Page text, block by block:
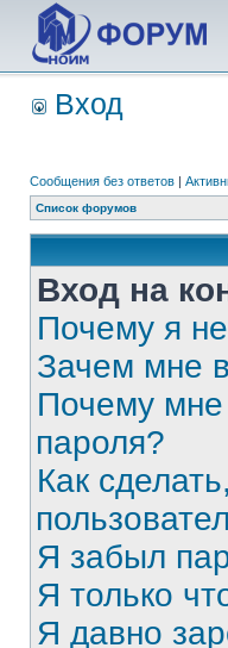
Вход
Сообщения без ответов |
Список форумов
Вход на
Почему я
Зачем мне
Почему мне
пароля?
Как
Я забыл
Я только
Я давно